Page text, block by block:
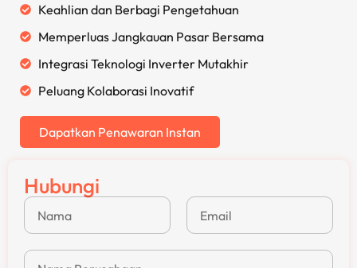
Keahlian dan Berbagi Pengetahuan
Memperluas Jangkauan Pasar Bersama
Integrasi Teknologi Inverter Mutakhir
Peluang Kolaborasi Inovatif
Dapatkan Penawaran Instan
Hubungi